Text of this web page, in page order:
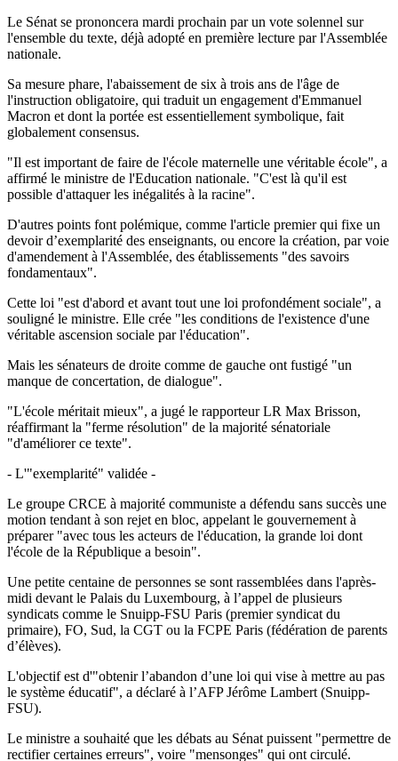
Le Sénat se prononcera mardi prochain par un vote solennel sur
l'ensemble du texte, déjà adopté en première lecture par l'Assemblée
nationale.
Sa mesure phare, l'abaissement de six à trois ans de l'âge de
l'instruction obligatoire, qui traduit un engagement d'Emmanuel
Macron et dont la portée est essentiellement symbolique, fait
globalement consensus.
"Il est important de faire de l'école maternelle une véritable école", a
affirmé le ministre de l'Education nationale. "C'est là qu'il est
possible d'attaquer les inégalités à la racine".
D'autres points font polémique, comme l'article premier qui fixe un
devoir d’exemplarité des enseignants, ou encore la création, par voie
d'amendement à l'Assemblée, des établissements "des savoirs
fondamentaux".
Cette loi "est d'abord et avant tout une loi profondément sociale", a
souligné le ministre. Elle crée "les conditions de l'existence d'une
véritable ascension sociale par l'éducation".
Mais les sénateurs de droite comme de gauche ont fustigé "un
manque de concertation, de dialogue".
"L'école méritait mieux", a jugé le rapporteur LR Max Brisson,
réaffirmant la "ferme résolution" de la majorité sénatoriale
"d'améliorer ce texte".
- L'"exemplarité" validée -
Le groupe CRCE à majorité communiste a défendu sans succès une
motion tendant à son rejet en bloc, appelant le gouvernement à
préparer "avec tous les acteurs de l'éducation, la grande loi dont
l'école de la République a besoin".
Une petite centaine de personnes se sont rassemblées dans l'après-
midi devant le Palais du Luxembourg, à l’appel de plusieurs
syndicats comme le Snuipp-FSU Paris (premier syndicat du
primaire), FO, Sud, la CGT ou la FCPE Paris (fédération de parents
d’élèves).
L'objectif est d'"obtenir l’abandon d’une loi qui vise à mettre au pas
le système éducatif", a déclaré à l’AFP Jérôme Lambert (Snuipp-
FSU).
Le ministre a souhaité que les débats au Sénat puissent "permettre de
rectifier certaines erreurs", voire "mensonges" qui ont circulé.